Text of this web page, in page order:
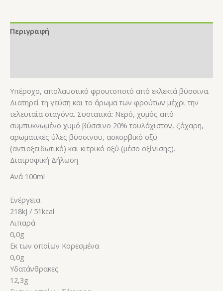
Περιγραφή
Υπέροχο, απολαυστικό φρουτοποτό από εκλεκτά βύσσινα.
Διατηρεί τη γεύση και το άρωμα των φρούτων μέχρι την
τελευταία σταγόνα. Συστατικά: Νερό, χυμός από
συμπυκνωμένο χυμό βύσσινο 20% τουλάχιστον, ζάχαρη,
αρωματικές ύλες βύσσινου, ασκορβικό οξύ
(αντιοξειδωτικό) και κιτρικό οξύ (μέσο οξίνισης).
Διατροφική Δήλωση
Ανά 100ml
Ενέργεια
218kJ / 51kcal
Λιπαρά
0,0g
Εκ των οποίων Κορεσμένα
0,0g
Υδατάνθρακες
12,3g